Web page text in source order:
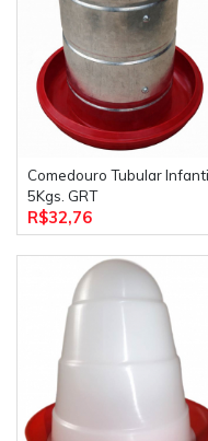
A corrente é presa em
BWG 12
, que por sua
Descrição técnica:
Dimensão: 0,0125 M
Peso: 1,94 Kg.
Obs.: Os itens de
o kit.
Garantia: 12 meses
Comedouro Tubular Infantil
5Kgs. GRT
R$32,76